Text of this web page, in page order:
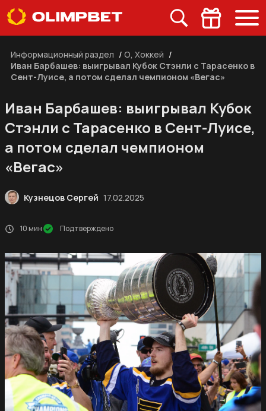
Информационный раздел / О, Хоккей /
Иван Барбашев: выигрывал Кубок Стэнли с Тарасенко в
Сент-Луисе, а потом сделал чемпионом «Вегас»
Иван Барбашев: выигрывал Кубок
Стэнли с Тарасенко в Сент-Луисе,
а потом сделал чемпионом
«Вегас»
Кузнецов Сергей 17.02.2025
10 мин Подтверждено